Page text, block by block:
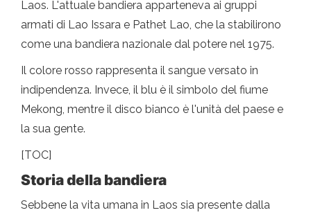
Laos. L'attuale bandiera apparteneva ai gruppi
armati di Lao Issara e Pathet Lao, che la stabilirono
come una bandiera nazionale dal potere nel 1975.
Il colore rosso rappresenta il sangue versato in
indipendenza. Invece, il blu è il simbolo del fiume
Mekong, mentre il disco bianco è l'unità del paese e
la sua gente.
[TOC]
Storia della bandiera
Sebbene la vita umana in Laos sia presente dalla